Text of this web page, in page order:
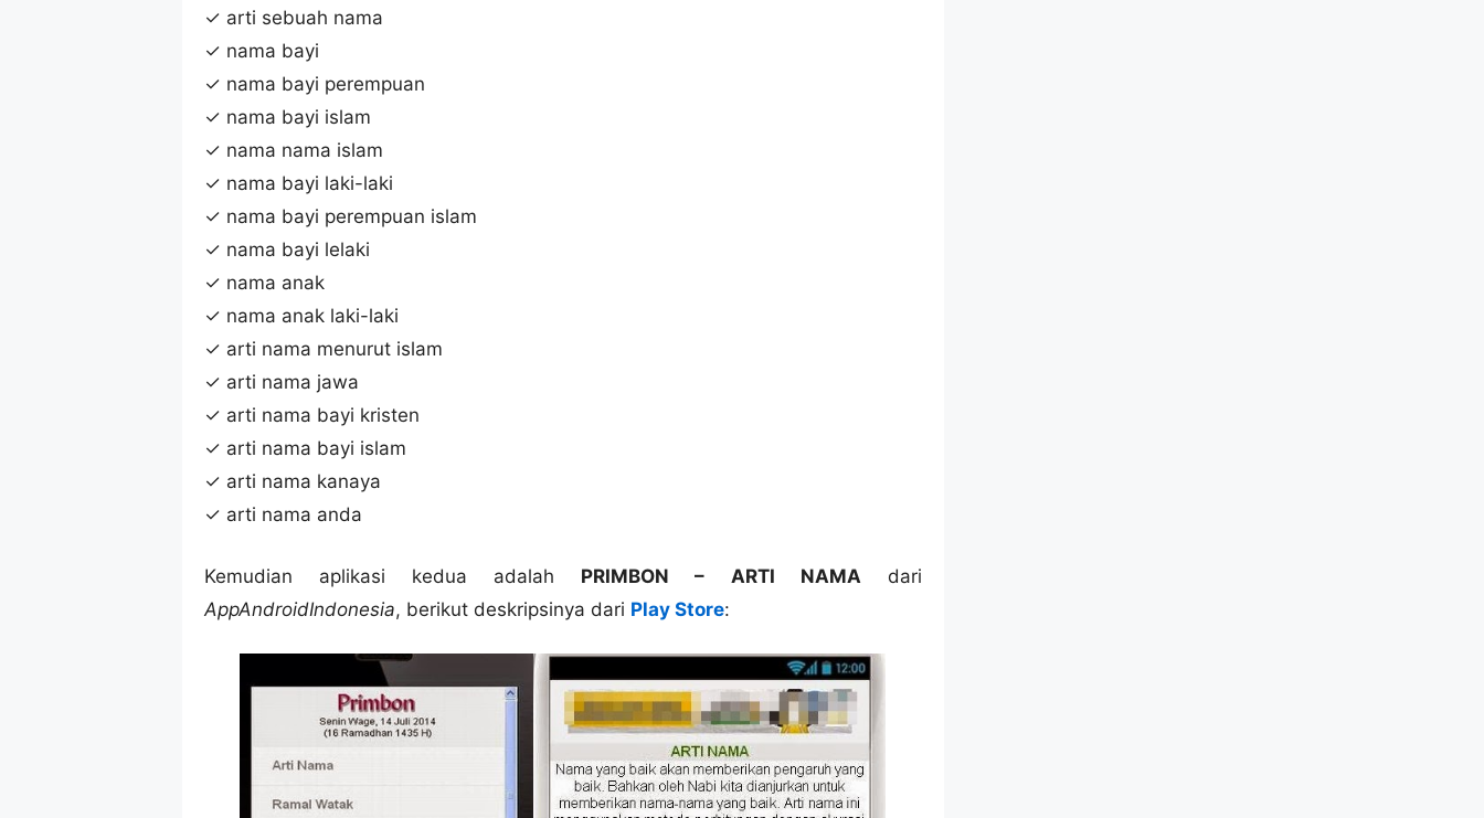
✓ arti sebuah nama
✓ nama bayi
✓ nama bayi perempuan
✓ nama bayi islam
✓ nama nama islam
✓ nama bayi laki-laki
✓ nama bayi perempuan islam
✓ nama bayi lelaki
✓ nama anak
✓ nama anak laki-laki
✓ arti nama menurut islam
✓ arti nama jawa
✓ arti nama bayi kristen
✓ arti nama bayi islam
✓ arti nama kanaya
✓ arti nama anda
Kemudian aplikasi kedua adalah PRIMBON – ARTI NAMA dari
AppAndroidIndonesia, berikut deskripsinya dari Play Store: